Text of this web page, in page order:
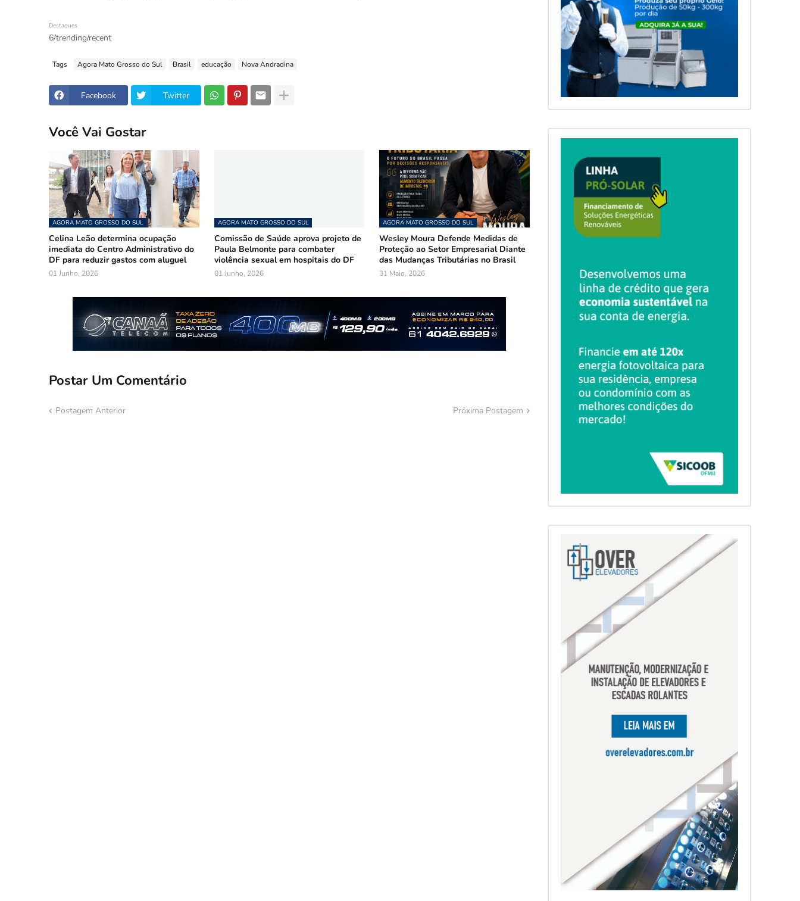
Destaques
6/trending/recent
Tags Agora Mato Grosso do Sul Brasil educação Nova Andradina
Facebook Twitter
Você Vai Gostar
AGORA MATO GROSSO DO SUL
Celina Leão determina ocupação
imediata do Centro Administrativo do
DF para reduzir gastos com aluguel
01 Junho, 2026
AGORA MATO GROSSO DO SUL
Comissão de Saúde aprova projeto de
Paula Belmonte para combater
violência sexual em hospitais do DF
01 Junho, 2026
AGORA MATO GROSSO DO SUL
Wesley Moura Defende Medidas de
Proteção ao Setor Empresarial Diante
das Mudanças Tributárias no Brasil
31 Maio, 2026
Postar Um Comentário
Postagem Anterior Próxima Postagem